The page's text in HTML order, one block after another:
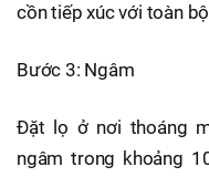
cồn tiếp xúc với toàn
Bước 3: Ngâm
Đặt lọ ở nơi thoáng
ngâm trong khoảng